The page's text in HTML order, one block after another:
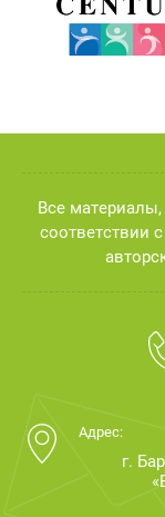
Адрес:
г.
Все
соответствии